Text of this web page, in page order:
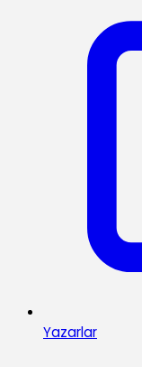
Yazarlar